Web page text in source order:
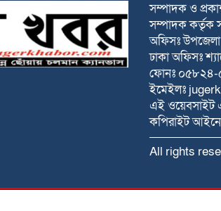
সম্পাদক ও
সম্পাদক কর্তৃক
অফিসঃ উপজেলা
ঢাকা অফিসঃ
ফোনঃ ০৫৮২৪-
ইমেইলঃ
এই ওয়েবসাইট
কপিরাইট
All rights